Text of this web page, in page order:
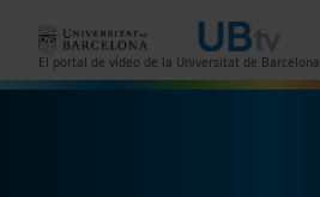
El portal de vídeo de la Universitat de Barcelona